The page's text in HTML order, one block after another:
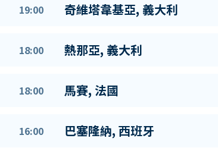
19:00 奇維塔韋基亞, 義大利
18:00 熱那亞, 義大利
18:00 馬賽, 法國
16:00 巴塞隆納, 西班牙